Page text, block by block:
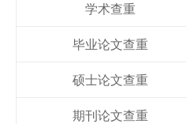
学术查重
毕业论文查重
硕士论文查重
期刊论文查重